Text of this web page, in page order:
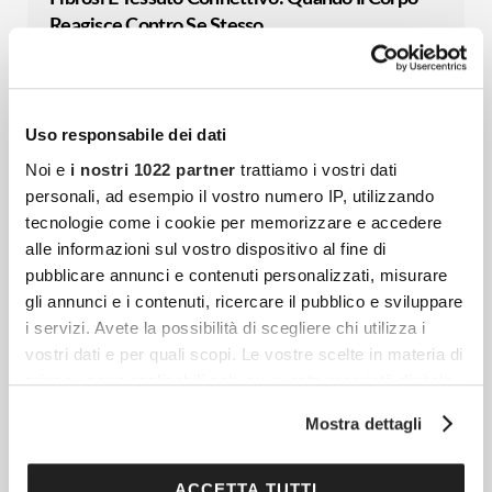
Uso responsabile dei dati
Noi e i nostri 1022 partner trattiamo i vostri dati
personali, ad esempio il vostro numero IP, utilizzando
tecnologie come i cookie per memorizzare e accedere
alle informazioni sul vostro dispositivo al fine di
pubblicare annunci e contenuti personalizzati, misurare
gli annunci e i contenuti, ricercare il pubblico e sviluppare
i servizi. Avete la possibilità di scegliere chi utilizza i
vostri dati e per quali scopi. Le vostre scelte in materia di
privacy sono applicabili solo su questa proprietà digitale
modificare o revocare il proprio consenso in qualsiasi
momento dalla Dichiarazione sui cookie o facendo clic
sull'icona di attivazione della privacy.
Mostra dettagli
Reagisce Contro Se Stesso
Il tessuto connettivo è una delle strutture più
diffuse e decisive dell’organismo umano, ma
resta spesso meno conosciuto rispetto a
muscoli, ossa, cuore o cervello.
Crema Alla Calendula: La Mia Prova Con Just
Italia
Nel mio percorso di giornalista per
Cocooners ho imparato che la vera bellezza